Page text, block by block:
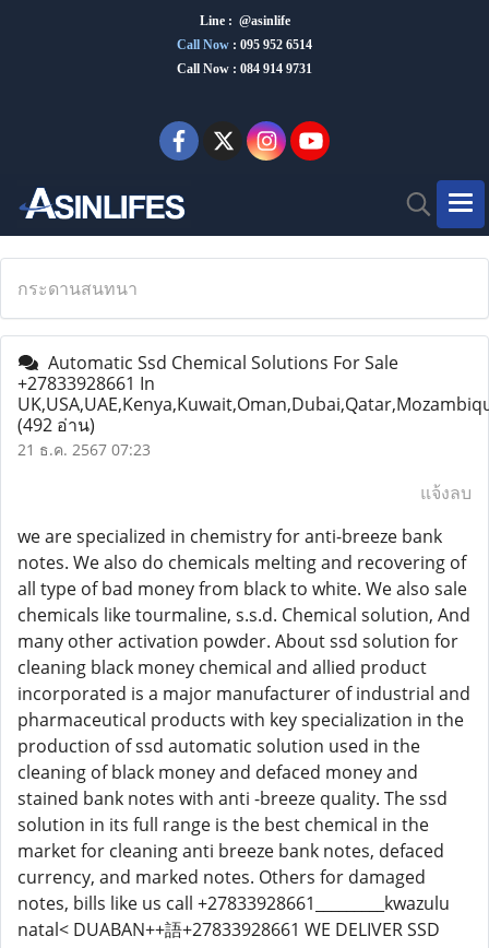
Line : @asinlife
Call Now : 095 952 6514
Call Now : 084 914 9731
กระดานสนทนา
Automatic Ssd Chemical Solutions For Sale
+27833928661 In
(492 อ่าน)
21 ธ.ค. 2567 07:23
แจ้งลบ
we are specialized in chemistry for anti-breeze bank
notes. We also do chemicals melting and recovering of
all type of bad money from black to white. We also sale
chemicals like tourmaline, s.s.d. Chemical solution, And
many other activation powder. About ssd solution for
cleaning black money chemical and allied product
incorporated is a major manufacturer of industrial and
pharmaceutical products with key specialization in the
production of ssd automatic solution used in the
cleaning of black money and defaced money and
stained bank notes with anti -breeze quality. The ssd
solution in its full range is the best chemical in the
market for cleaning anti breeze bank notes, defaced
currency, and marked notes. Others for damaged
notes, bills like us call +27833928661_________kwazulu
natal< DUABAN++語+27833928661 WE DELIVER SSD